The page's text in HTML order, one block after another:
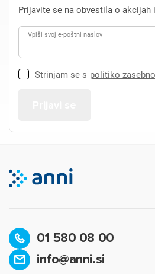
Prijavite se na obvestila o akcijah
Vpiši svoj e-poštni naslov
Strinjam se s politiko
01 580 08 00
info@anni.si